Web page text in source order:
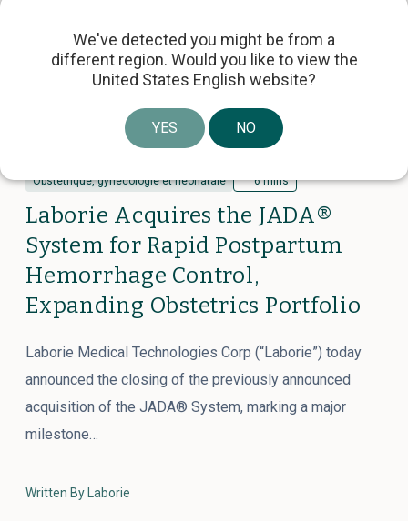
Obstétrique, gynécologie et néonatale 6 mins
Laborie Acquires the JADA®
System for Rapid Postpartum
Hemorrhage Control,
Expanding Obstetrics Portfolio
Laborie Medical Technologies Corp (“Laborie”) today
announced the closing of the previously announced
acquisition of the JADA® System, marking a major
milestone…
Written By Laborie
We've detected you might be from a
different region. Would you like to view the
United States English website?
YES NO